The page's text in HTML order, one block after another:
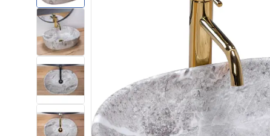
Tuš kade
Tuš Kanalice
WC školjke
Umivaonici